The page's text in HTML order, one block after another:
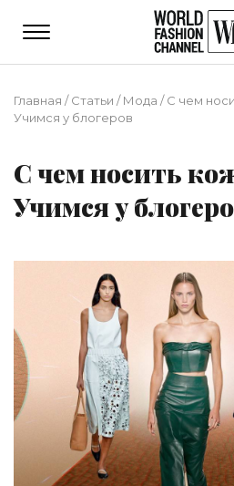
Главная /Статьи /Мода /С чем
Учимся у блогеров
С чем носить
Учимся у